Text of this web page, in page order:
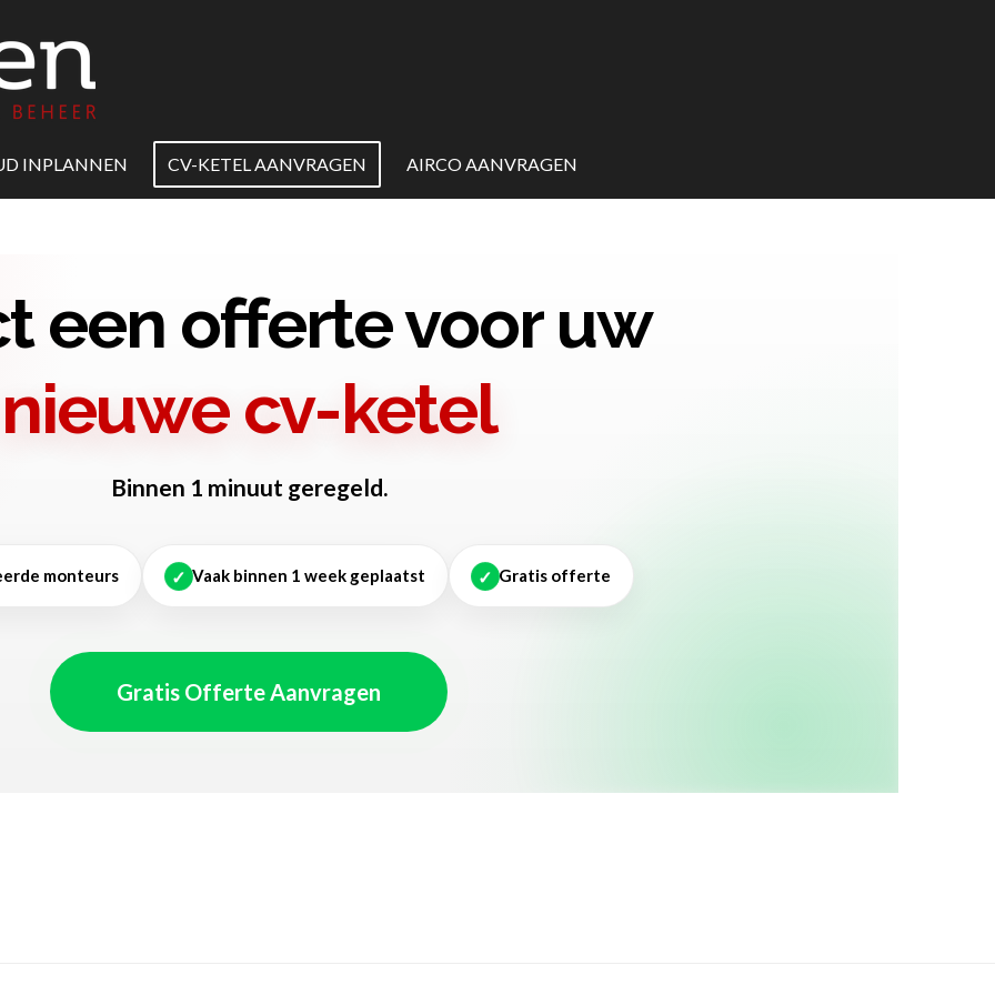
INPLANNEN CV-KETEL AANVRAGEN AIRCO AANVRAGEN
een offerte voor uw
nieuwe cv-ketel
Binnen 1 minuut geregeld.
monteurs ✓ Vaak binnen 1 week geplaatst ✓ Gratis offerte
Gratis Offerte Aanvragen